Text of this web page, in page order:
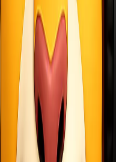
kami. Setiap paket
sangat hati-hati. Tim
Lio selama proses
salah satu alasan
Kami menyediakan cargo
kualitas pelayanan.
biaya tinggi saat mengirim
luas di seluruh
sampai tepat waktu.
Lio bisa memantau
selalu siap membantu